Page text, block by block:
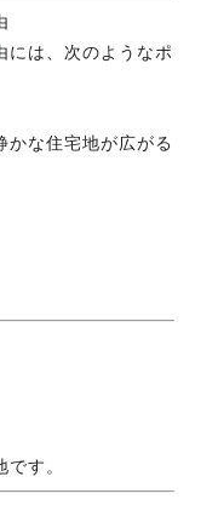
には、次のようなポ
かな住宅地が広がる
す。